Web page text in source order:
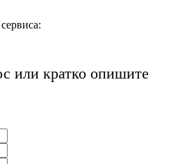
или кратко опишите